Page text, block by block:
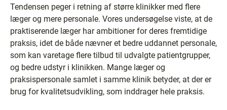
Tendensen peger i retning af større klinikker med flere
læger og mere personale. Vores undersøgelse viste, at de
praktiserende læger har ambitioner for deres fremtidige
praksis, idet de både nævner et bedre uddannet personale,
som kan varetage flere tilbud til udvalgte patientgrupper,
og bedre udstyr i klinikken. Mange læger og
praksispersonale samlet i samme klinik betyder, at der er
brug for kvalitetsudvikling, som inddrager hele praksis.